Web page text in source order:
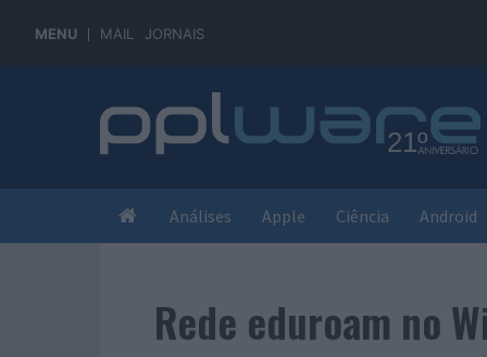
MENU MAIL JORNAIS
Análises Apple Ciência Android
Rede eduroam no